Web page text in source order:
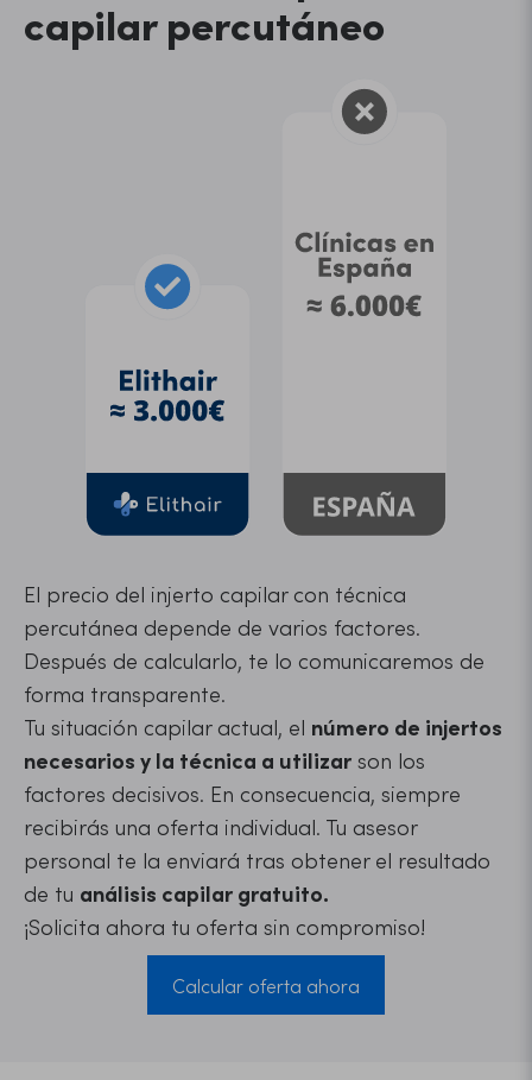
capilar percutáneo
El precio del injerto capilar con técnica
percutánea depende de varios factores.
Después de calcularlo, te lo comunicaremos de
forma transparente.
Tu situación capilar actual, el número de injertos
necesarios y la técnica a utilizar son los
factores decisivos. En consecuencia, siempre
recibirás una oferta individual. Tu asesor
personal te la enviará tras obtener el resultado
de tu análisis capilar gratuito.
¡Solicita ahora tu oferta sin compromiso!
Calcular oferta ahora